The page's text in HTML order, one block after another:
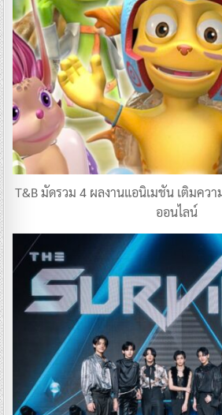
T&B มัดรวม 4 ผลงานแอนิเมชัน เติมคว
ออนไลน์